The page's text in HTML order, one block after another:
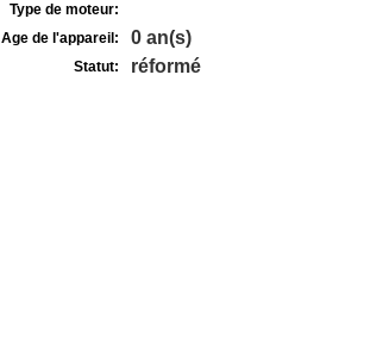
Type de moteur:
Age de l'appareil:
0 an(s)
Statut: réformé